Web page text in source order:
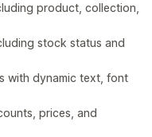
product, collection,
stock status and
with dynamic text, font
prices, and